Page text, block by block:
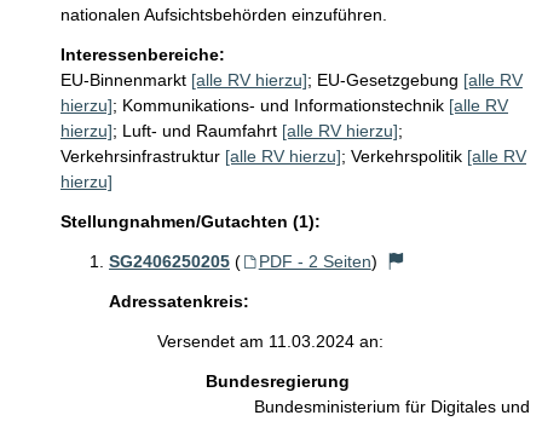
nationalen Aufsichtsbehörden einzuführen.
Interessenbereiche:
EU-Binnenmarkt [alle RV hierzu]; EU-Gesetzgebung [alle RV
hierzu]; Kommunikations- und Informationstechnik [alle RV
hierzu]; Luft- und Raumfahrt [alle RV hierzu];
Verkehrsinfrastruktur [alle RV hierzu]; Verkehrspolitik [alle RV
hierzu]
Stellungnahmen/Gutachten (1):
SG2406250205 ( PDF - 2 Seiten)
Adressatenkreis:
Versendet am 11.03.2024 an:
Bundesregierung
Bundesministerium für Digitales und